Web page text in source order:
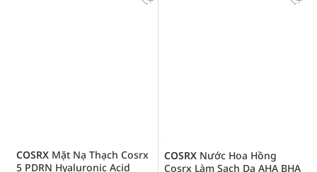
COSRX Mặt Nạ Thạch Cosrx
5 PDRN Hyaluronic Acid
COSRX Nước Hoa Hồng
Cosrx Làm Sạch Da AHA BHA